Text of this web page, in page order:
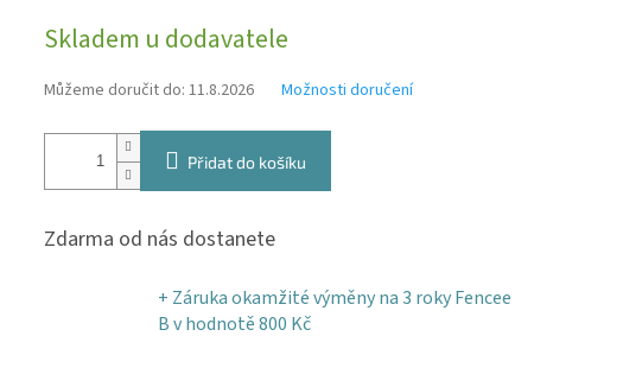
cena:
Skladem u dodavatele
Můžeme doručit do: 11.8.2026 Možnosti doručení
Přidat do košíku
Zdarma od nás dostanete
+ Záruka okamžité výměny na 3 roky Fencee
Bv hodnotě 800 Kč